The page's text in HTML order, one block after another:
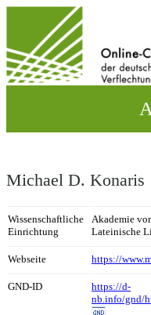
wechseln
Michael D. Konaris
Wissenschaftliche
Einrichtung
Akademie
Lateinische
Webseite https://
GND-ID
https://d-
nb.info/gnd/